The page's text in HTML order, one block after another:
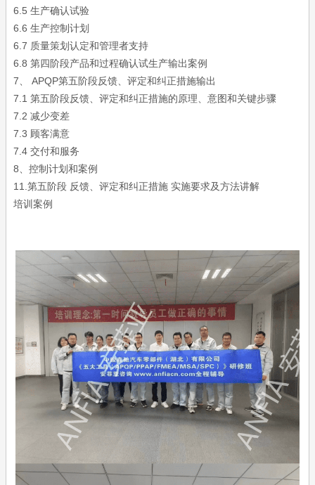
6.5 生产确认试验
6.6 生产控制计划
6.7 质量策划认定和管理者支持
6.8 第四阶段产品和过程确认试生产输出案例
7、 APQP第五阶段反馈、评定和纠正措施输出
7.1 第五阶段反馈、评定和纠正措施的原理、意图和关键步骤
7.2 减少变差
7.3 顾客满意
7.4 交付和服务
8、控制计划和案例
11.第五阶段 反馈、评定和纠正措施 实施要求及方法讲解
培训案例